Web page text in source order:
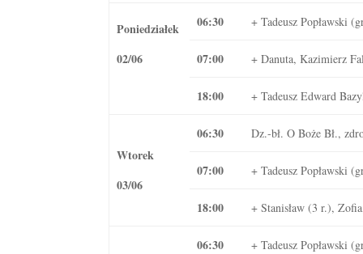
Poniedziałek
02/06
06:30 + Tadeusz Popławski
07:00 + Danuta, Kazimierz
18:00 + Tadeusz Edward
Wtorek
03/06
06:30 Dz.-bł. O Boże Bł.,
07:00 + Tadeusz Popławski
18:00 + Stanisław (3 r.),
06:30 + Tadeusz Popławski